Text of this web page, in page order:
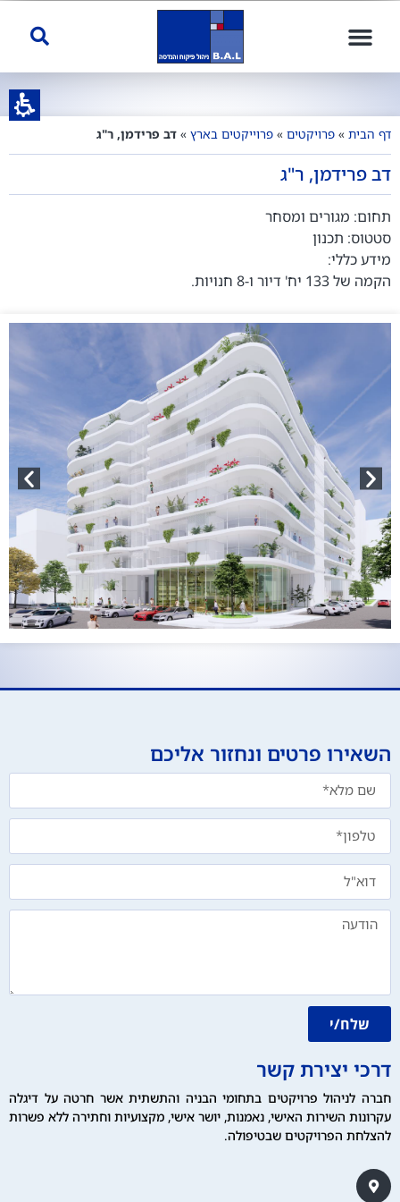
דף הבית » פרויקטים » פרוייקטים בארץ » דב פרידמן, ר"ג
דב פרידמן, ר"ג
תחום: מגורים ומסחר
סטטוס: תכנון
מידע כללי:
הקמה של 133 יח' דיור ו-8 חנויות.
השאירו פרטים ונחזור אליכם
שלח/י
דרכי יצירת קשר
חברה לניהול פרויקטים בתחומי הבניה והתשתית אשר חרטה על דיגלה
עקרונות השירות האישי, נאמנות, יושר אישי, מקצועיות וחתירה ללא פשרות
להצלחת הפרויקטים שבטיפולה.